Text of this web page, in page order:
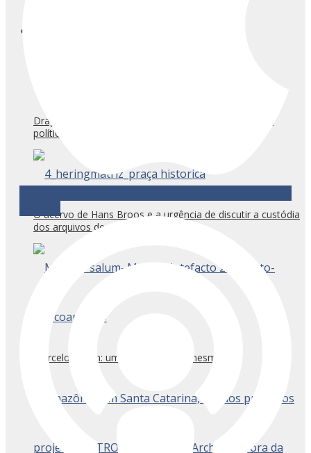
Drag Urbana, uma expressão que articula urbanismo,
política e território
O acervo de Hans Broos e a urgência de discutir a custódia
dos arquivos de arquitetura no país
Marcelo Salum: um ponto fora da mesmice